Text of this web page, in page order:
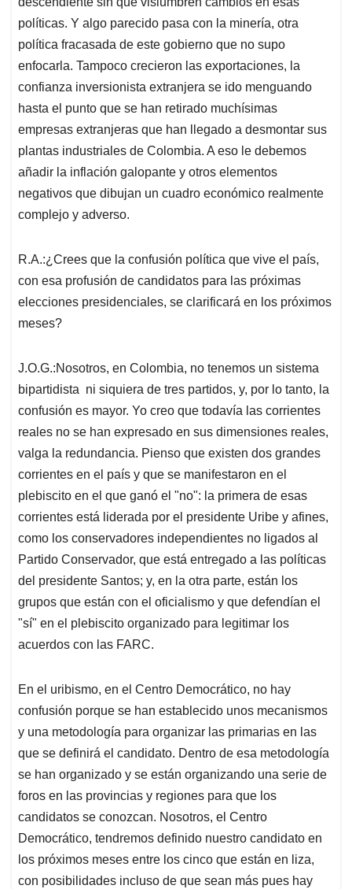
políticas. Y algo parecido pasa con la minería, otra
política fracasada de este gobierno que no supo
enfocarla. Tampoco crecieron las exportaciones, la
confianza inversionista extranjera se ido menguando
hasta el punto que se han retirado muchísimas
empresas extranjeras que han llegado a desmontar sus
plantas industriales de Colombia. A eso le debemos
añadir la inflación galopante y otros elementos
negativos que dibujan un cuadro económico realmente
complejo y adverso.
R.A.:¿Crees que la confusión política que vive el país,
con esa profusión de candidatos para las próximas
elecciones presidenciales, se clarificará en los próximos
meses?
J.O.G.:Nosotros, en Colombia, no tenemos un sistema
bipartidista ni siquiera de tres partidos, y, por lo tanto, la
confusión es mayor. Yo creo que todavía las corrientes
reales no se han expresado en sus dimensiones reales,
valga la redundancia. Pienso que existen dos grandes
corrientes en el país y que se manifestaron en el
plebiscito en el que ganó el "no": la primera de esas
corrientes está liderada por el presidente Uribe y afines,
como los conservadores independientes no ligados al
Partido Conservador, que está entregado a las políticas
del presidente Santos; y, en la otra parte, están los
grupos que están con el oficialismo y que defendían el
"sí" en el plebiscito organizado para legitimar los
acuerdos con las FARC.
En el uribismo, en el Centro Democrático, no hay
confusión porque se han establecido unos mecanismos
y una metodología para organizar las primarias en las
que se definirá el candidato. Dentro de esa metodología
se han organizado y se están organizando una serie de
foros en las provincias y regiones para que los
candidatos se conozcan. Nosotros, el Centro
Democrático, tendremos definido nuestro candidato en
los próximos meses entre los cinco que están en liza,
con posibilidades incluso de que sean más pues hay